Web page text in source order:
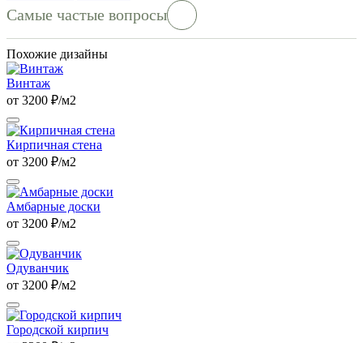
Самые частые вопросы
Похожие дизайны
Винтаж
от 3200 ₽/м2
Кирпичная стена
от 3200 ₽/м2
Амбарные доски
от 3200 ₽/м2
Одуванчик
от 3200 ₽/м2
Городской кирпич